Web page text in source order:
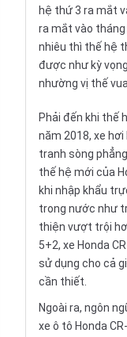
hệ thứ 3 ra mắt
ra mắt vào
nhiêu thì thế hệ
được như kỳ
nhường vị thế
Phải đến khi thế
năm 2018, xe hơi
tranh sòng
thế hệ mới của
khi nhập khẩu
trong nước như
thiện vượt trội
5+2, xe Honda
sử dụng cho cả
cần thiết.
Ngoài ra, ngôn
xe ô tô Honda